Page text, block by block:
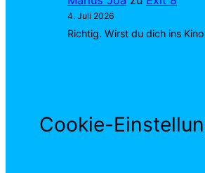
4. Juli 2026
Richtig. Wirst du dich ins
Cookie-